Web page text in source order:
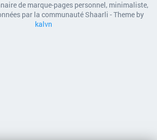
de marque-pages personnel, minimaliste,
par la communauté Shaarli - Theme by
kalvn